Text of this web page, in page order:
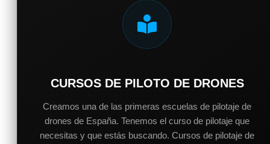
CURSOS DE PILOTO DE DRONES
Creamos una de las primeras escuelas de pilotaje de
drones de España. Tenemos el curso de pilotaje que
necesitas y que estás buscando. Cursos de pilotaje de